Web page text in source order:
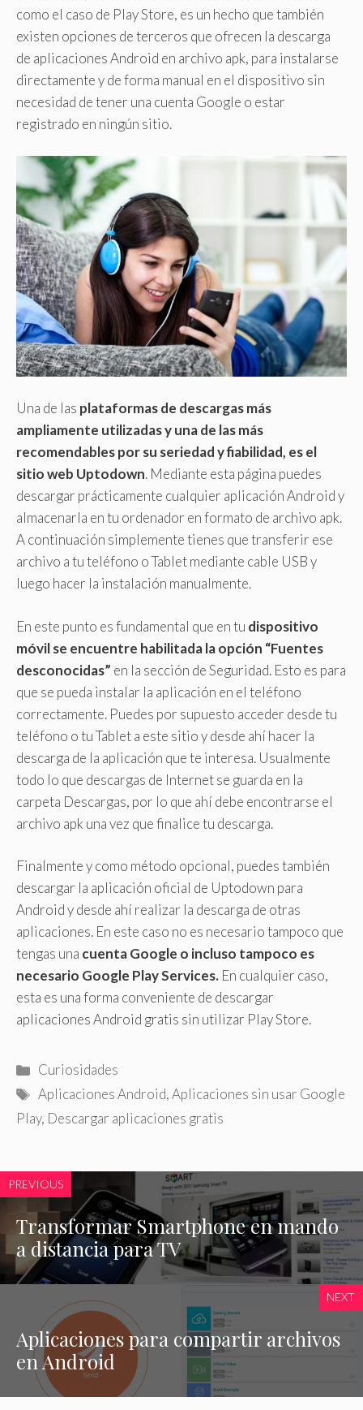
como el caso de Play Store, es un hecho que también
existen opciones de terceros que ofrecen la descarga
de aplicaciones Android en archivo apk, para instalarse
directamente y de forma manual en el dispositivo sin
necesidad de tener una cuenta Google o estar
registrado en ningún sitio.
Una de las plataformas de descargas más
ampliamente utilizadas y una de las más
recomendables por su seriedad y fiabilidad, es el
sitio web Uptodown. Mediante esta página puedes
descargar prácticamente cualquier aplicación Android y
almacenarla en tu ordenador en formato de archivo apk.
A continuación simplemente tienes que transferir ese
archivo a tu teléfono o Tablet mediante cable USB y
luego hacer la instalación manualmente.
En este punto es fundamental que en tu dispositivo
móvil se encuentre habilitada la opción “Fuentes
desconocidas” en la sección de Seguridad. Esto es para
que se pueda instalar la aplicación en el teléfono
correctamente. Puedes por supuesto acceder desde tu
teléfono o tu Tablet a este sitio y desde ahí hacer la
descarga de la aplicación que te interesa. Usualmente
todo lo que descargas de Internet se guarda en la
carpeta Descargas, por lo que ahí debe encontrarse el
archivo apk una vez que finalice tu descarga.
Finalmente y como método opcional, puedes también
descargar la aplicación oficial de Uptodown para
Android y desde ahí realizar la descarga de otras
aplicaciones. En este caso no es necesario tampoco que
tengas una cuenta Google o incluso tampoco es
necesario Google Play Services. En cualquier caso,
esta es una forma conveniente de descargar
aplicaciones Android gratis sin utilizar Play Store.
Categorías
Curiosidades
Etiquetas
Aplicaciones Android,Aplicaciones sin usar Google
Play, Descargar aplicaciones gratis
PREVIOUS
Transformar Smartphone en mando
a distancia para TV
NEXT
Aplicaciones para compartir archivos
en Android